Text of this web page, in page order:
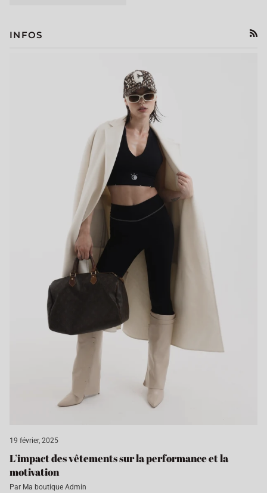
INFOS
19 février, 2025
L’impact des vêtements sur la performance et la
motivation
Par Ma boutique Admin